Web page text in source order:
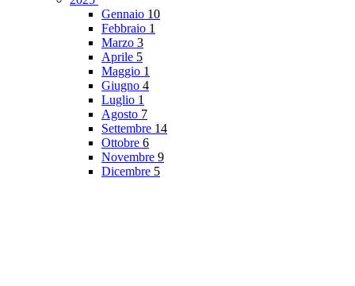
Gennaio 10
Febbraio 1
Marzo 3
Aprile 5
Maggio 1
Giugno 4
Luglio 1
Agosto 7
Settembre 14
Ottobre 6
Novembre 9
Dicembre 5